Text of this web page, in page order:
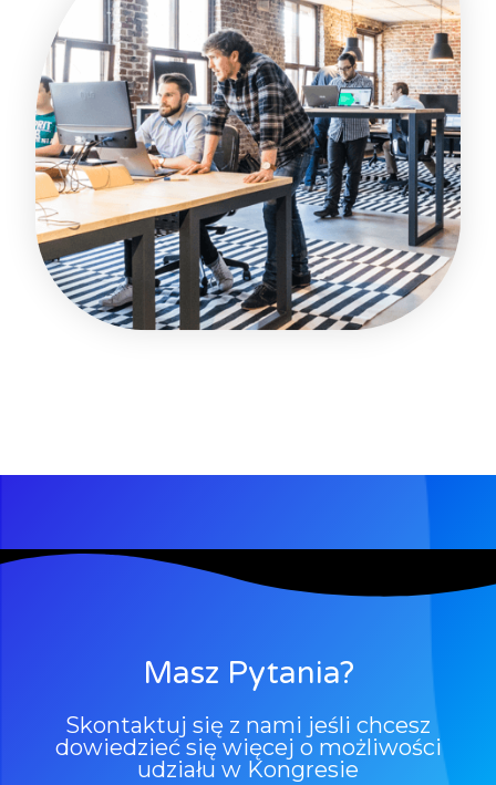
Masz Pytania?
Skontaktuj się z nami jeśli chcesz
dowiedzieć się więcej o możliwości
udziału w Kongresie